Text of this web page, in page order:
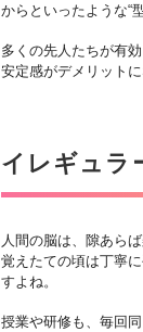
からといったような“
多くの先人たちが有
安定感がデメリット
イレギュラ
人間の脳は、隙あら
覚えたての頃は丁寧
すよね。
授業や研修も、毎回